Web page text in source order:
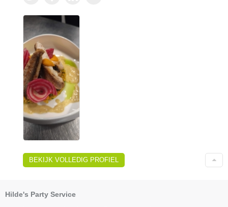
BEKIJK VOLLEDIG PROFIEL
Hilde's Party Service